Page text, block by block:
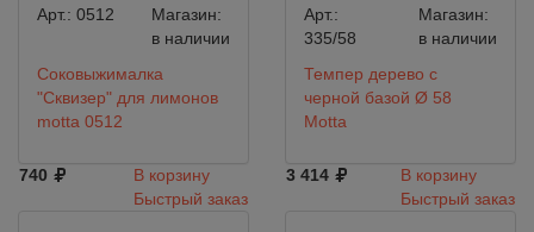
Арт.: 0512
Магазин:
в наличии
Соковыжималка
"Сквизер" для лимонов
motta 0512
740
В корзину
Быстрый заказ
Арт.:
335/58
Магазин:
в наличии
Темпер дерево с
черной базой Ø 58
Motta
3 414
В корзину
Быстрый заказ